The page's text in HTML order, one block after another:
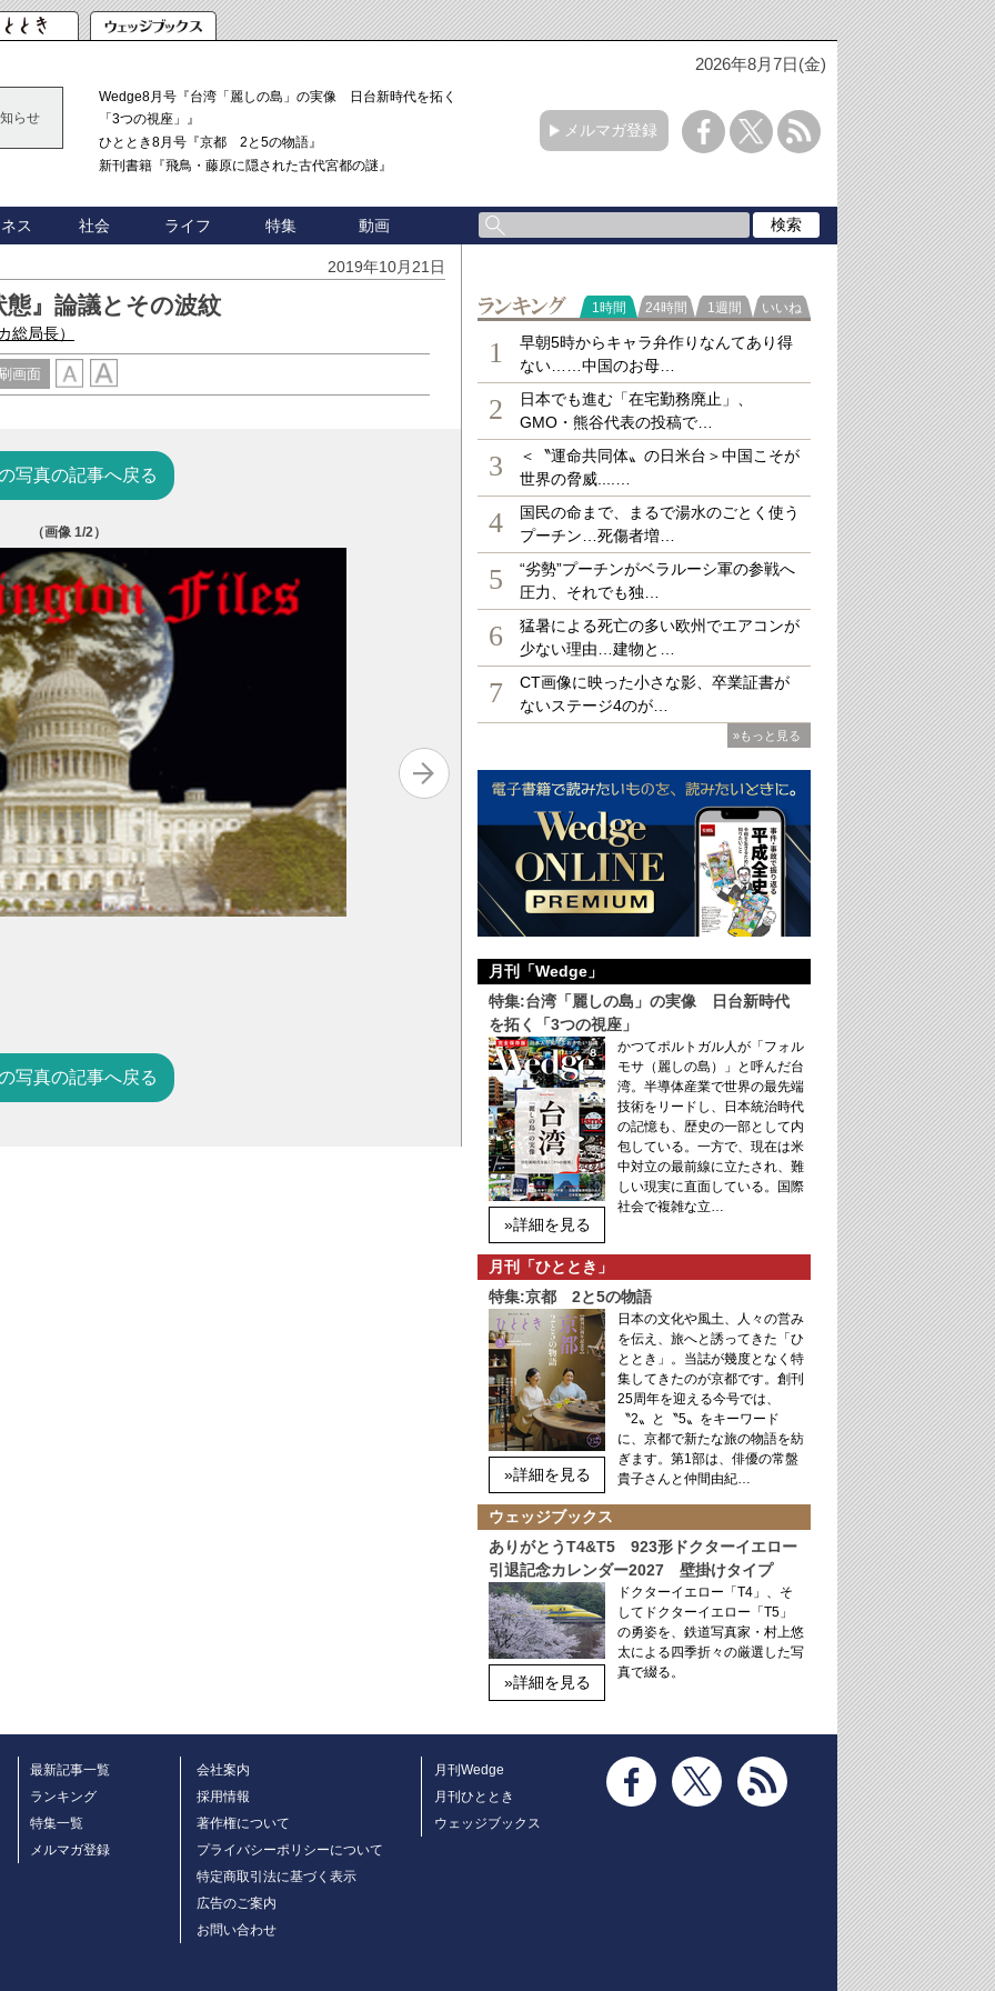
2026年8月7日(金)
らせ
Wedge8月号『台湾「麗しの島」の実像 日台新時代を拓く
「3つの視座」』
ひととき8月号『京都 2と5の物語』
新刊書籍『飛鳥・藤原に隠された古代宮都の謎』
メルマガ登録
ス 社会 ライフ 特集 動画
2019年10月21日
』論議とその波紋
総局長）
画面
写真の記事へ戻る
（画像1/2）
（AP/AFLO）
写真の記事へ戻る
ラ
1時間 24時間 1週間 いいね
1
早朝5時からキャラ弁作りなんてあり得
ない……中国のお母…
2
日本でも進む「在宅勤務廃止」、
GMO・熊谷代表の投稿で…
3
＜〝運命共同体〟の日米台＞中国こそが
世界の脅威....…
4
国民の命まで、まるで湯水のごとく使う
プーチン…死傷者増…
5
“劣勢”プーチンがベラルーシ軍の参戦へ
圧力、それでも独…
6
猛暑による死亡の多い欧州でエアコンが
少ない理由…建物と…
7
CT画像に映った小さな影、卒業証書が
ないステージ4のが…
»もっと見る
月刊「Wedge」
特集:台湾「麗しの島」の実像 日台新時代
を拓く「3つの視座」
»詳細を見る
かつてポルトガル人が「フォル
モサ（麗しの島）」と呼んだ台
湾。半導体産業で世界の最先端
技術をリードし、日本統治時代
の記憶も、歴史の一部として内
包している。一方で、現在は米
中対立の最前線に立たされ、難
しい現実に直面している。国際
社会で複雑な立…
月刊「ひととき」
特集:京都 2と5の物語
»詳細を見る
日本の文化や風土、人々の営み
を伝え、旅へと誘ってきた「ひ
ととき」。当誌が幾度となく特
集してきたのが京都です。創刊
25周年を迎える今号では、
〝2〟と〝5〟をキーワード
に、京都で新たな旅の物語を紡
ぎます。第1部は、俳優の常盤
貴子さんと仲間由紀…
ウェッジブックス
ありがとうT4&T5 923形ドクターイエロー
引退記念カレンダー2027 壁掛けタイプ
»詳細を見る
ドクターイエロー「T4」、そ
してドクターイエロー「T5」
の勇姿を、鉄道写真家・村上悠
太による四季折々の厳選した写
真で綴る。
最新記事一覧
ランキング
特集一覧
メルマガ登録
会社案内
採用情報
著作権について
プライバシーポリシーについて
特定商取引法に基づく表示
広告のご案内
お問い合わせ
月刊Wedge
月刊ひととき
ウェッジブックス